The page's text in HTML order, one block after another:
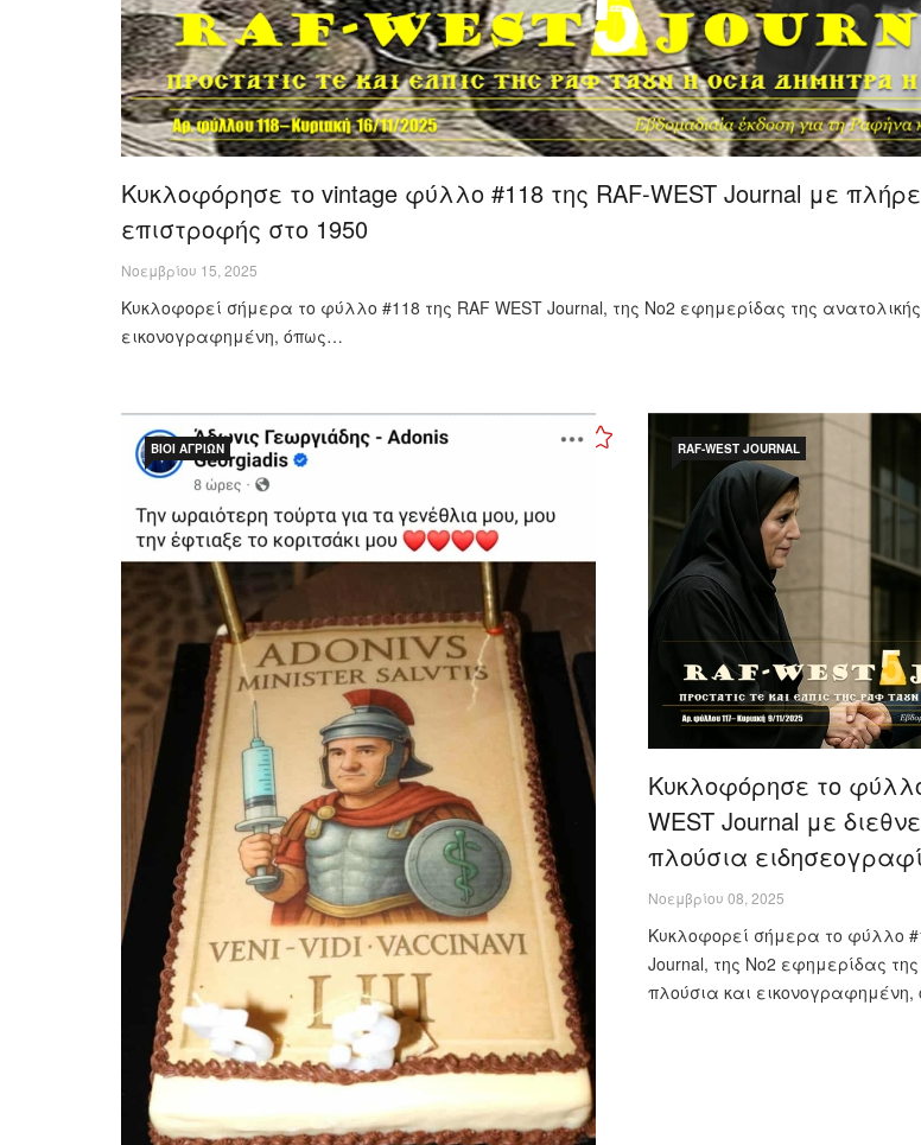
Κυκλοφόρησε το vintage φύλλο #118 της RAF-WEST Journal με
επιστροφής στο 1950
Νοεμβρίου 15, 2025
Κυκλοφορεί σήμερα το φύλλο #118 της RAF WEST Journal, της Νο2 εφημερίδας της ανατολικής
εικονογραφημένη, όπως…
ΒΊΟΙ ΑΓΡΊΩΝ RAF-WEST JOURNAL
Κυκλοφόρησε το
WEST Journal με
πλούσια
Νοεμβρίου 08, 2025
Κυκλοφορεί σήμερα το φύλλο
Journal, της Νο2 εφημερίδας της
πλούσια και